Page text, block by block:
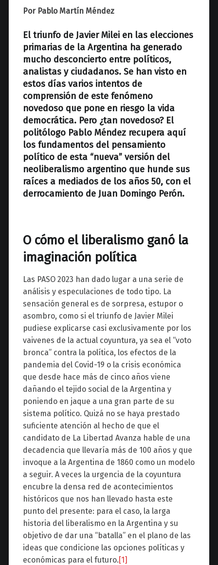
z
Por Pablo Martín Méndez
El triunfo de Javier Milei en las elecciones
primarias de la Argentina ha generado
mucho desconcierto entre políticos,
analistas y ciudadanos. Se han visto en
estos días varios intentos de
comprensión de este fenómeno
novedoso que pone en riesgo la vida
democrática. Pero ¿tan novedoso? El
politólogo Pablo Méndez recupera aquí
los fundamentos del pensamiento
político de esta “nueva” versión del
neoliberalismo argentino que hunde sus
raíces a mediados de los años 50, con el
derrocamiento de Juan Domingo Perón.
O cómo el liberalismo ganó la
imaginación política
Las PASO 2023 han dado lugar a una serie de
análisis y especulaciones de todo tipo. La
sensación general es de sorpresa, estupor o
asombro, como si el triunfo de Javier Milei
pudiese explicarse casi exclusivamente por los
vaivenes de la actual coyuntura, ya sea el “voto
bronca” contra la política, los efectos de la
pandemia del Covid-19 o la crisis económica
que desde hace más de cinco años viene
dañando el tejido social de la Argentina y
poniendo en jaque a una gran parte de su
sistema político. Quizá no se haya prestado
suficiente atención al hecho de que el
candidato de La Libertad Avanza hable de una
decadencia que llevaría más de 100 años y que
invoque a la Argentina de 1860 como un modelo
a seguir. A veces la urgencia de la coyuntura
encubre la densa red de acontecimientos
históricos que nos han llevado hasta este
punto del presente: para el caso, la larga
historia del liberalismo en la Argentina y su
objetivo de dar una “batalla” en el plano de las
ideas que condicione las opciones políticas y
económicas para el futuro.[1]